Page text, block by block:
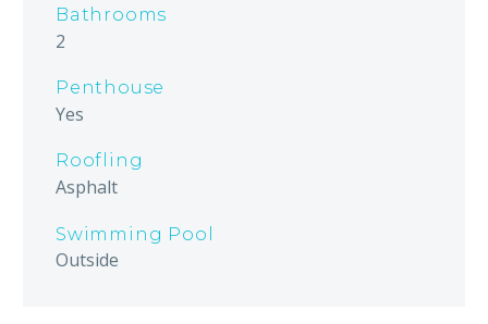
Bathrooms
2
Penthouse
Yes
Roofling
Asphalt
Swimming Pool
Outside